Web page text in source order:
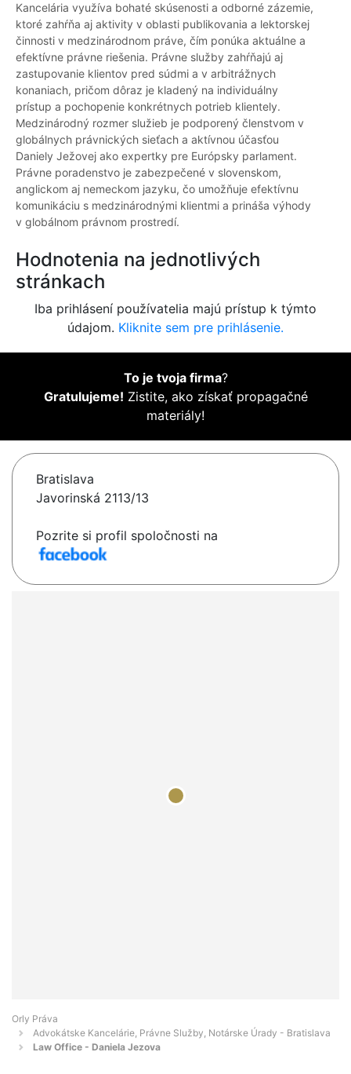
Kancelária využíva bohaté skúsenosti a odborné zázemie,
ktoré zahŕňa aj aktivity v oblasti publikovania a lektorskej
činnosti v medzinárodnom práve, čím ponúka aktuálne a
efektívne právne riešenia. Právne služby zahŕňajú aj
zastupovanie klientov pred súdmi a v arbitrážnych
konaniach, pričom dôraz je kladený na individuálny
prístup a pochopenie konkrétnych potrieb klientely.
Medzinárodný rozmer služieb je podporený členstvom v
globálnych právnických sieťach a aktívnou účasťou
Daniely Ježovej ako expertky pre Európsky parlament.
Právne poradenstvo je zabezpečené v slovenskom,
anglickom aj nemeckom jazyku, čo umožňuje efektívnu
komunikáciu s medzinárodnými klientmi a prináša výhody
v globálnom právnom prostredí.
Hodnotenia na jednotlivých
stránkach
Iba prihlásení používatelia majú prístup k týmto
údajom. Kliknite sem pre prihlásenie.
To je tvoja firma?
Gratulujeme! Zistite, ako získať propagačné
materiály!
Bratislava
Javorinská 2113/13
Pozrite si profil spoločnosti na
Orly Práva
Advokátske Kancelárie, Právne Služby, Notárske Úrady - Bratislava
Law Office - Daniela Jezova